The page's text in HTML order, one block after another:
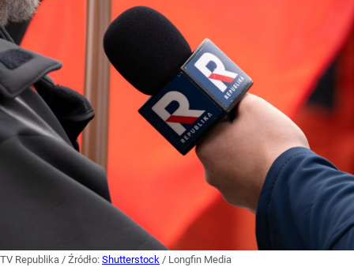
TV Republika / Źródło: Shutterstock / Longfin Media